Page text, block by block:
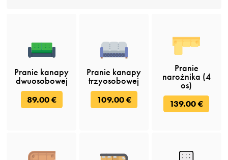
Pranie kanapy
dwuosobowej
89.00 €
Pranie kanapy
trzyosobowej
109.00 €
Pranie
narożnika (4
os)
139.00 €